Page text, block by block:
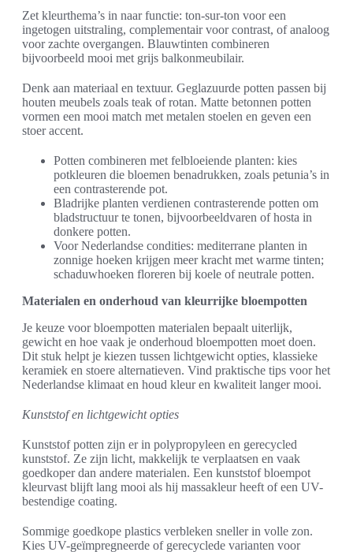
Zet kleurthema’s in naar functie: ton-sur-ton voor een
ingetogen uitstraling, complementair voor contrast, of analoog
voor zachte overgangen. Blauwtinten combineren
bijvoorbeeld mooi met grijs balkonmeubilair.
Denk aan materiaal en textuur. Geglazuurde potten passen bij
houten meubels zoals teak of rotan. Matte betonnen potten
vormen een mooi match met metalen stoelen en geven een
stoer accent.
Potten combineren met felbloeiende planten: kies
potkleuren die bloemen benadrukken, zoals petunia’s in
een contrasterende pot.
Bladrijke planten verdienen contrasterende potten om
bladstructuur te tonen, bijvoorbeeldvaren of hosta in
donkere potten.
Voor Nederlandse condities: mediterrane planten in
zonnige hoeken krijgen meer kracht met warme tinten;
schaduwhoeken floreren bij koele of neutrale potten.
Materialen en onderhoud van kleurrijke bloempotten
Je keuze voor bloempotten materialen bepaalt uiterlijk,
gewicht en hoe vaak je onderhoud bloempotten moet doen.
Dit stuk helpt je kiezen tussen lichtgewicht opties, klassieke
keramiek en stoere alternatieven. Vind praktische tips voor het
Nederlandse klimaat en houd kleur en kwaliteit langer mooi.
Kunststof en lichtgewicht opties
Kunststof potten zijn er in polypropyleen en gerecycled
kunststof. Ze zijn licht, makkelijk te verplaatsen en vaak
goedkoper dan andere materialen. Een kunststof bloempot
kleurvast blijft lang mooi als hij massakleur heeft of een UV-
bestendige coating.
Sommige goedkope plastics verbleken sneller in volle zon.
Kies UV-geïmpregneerde of gerecyclede varianten voor